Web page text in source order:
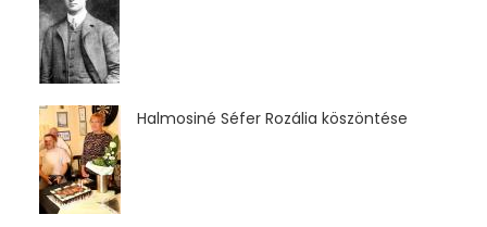
Halmosiné Séfer Rozália köszöntése